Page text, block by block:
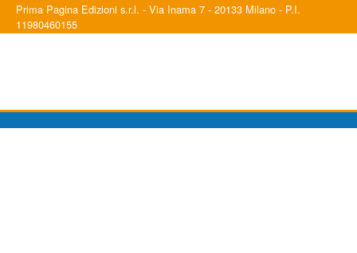
Prima Pagina Edizioni s.r.l. - Via Inama 7 - 20133 Milano - P.I.
11980460155